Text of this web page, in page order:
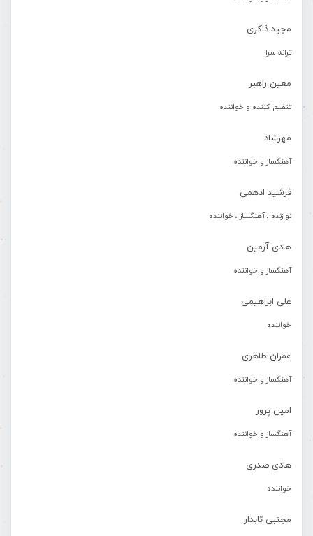
مجید ذاکری
ترانه سرا
معین راهبر
تنظیم کننده و خواننده
مهرشاد
آهنگساز و خواننده
فرشید ادهمی
نوازنده ، آهنگساز ، خواننده
هادی آرمین
آهنگساز و خواننده
علی ابراهیمی
خواننده
عمران طاهری
آهنگساز و خواننده
امین پرور
آهنگساز و خواننده
هادی صدری
خواننده
مجتبی تابدار